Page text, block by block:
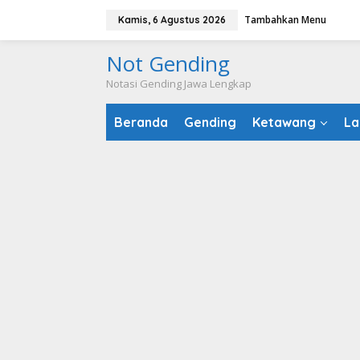
konten
Kamis, 6 Agustus 2026 Tambahkan Menu
Not Gending
Notasi Gending Jawa Lengkap
Beranda Gending Ketawang